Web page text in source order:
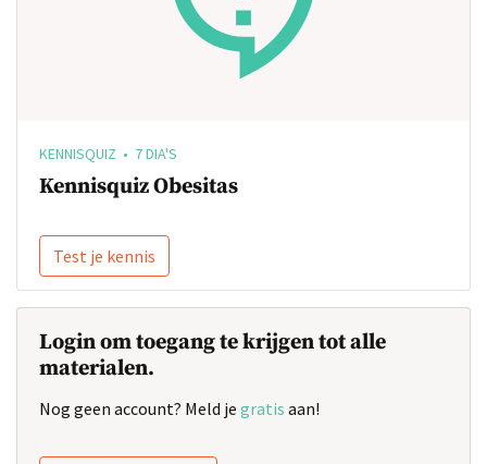
KENNISQUIZ • 7 DIA'S
Kennisquiz Obesitas
Test je kennis
Login om toegang te krijgen tot alle
materialen.
Nog geen account? Meld je gratis aan!